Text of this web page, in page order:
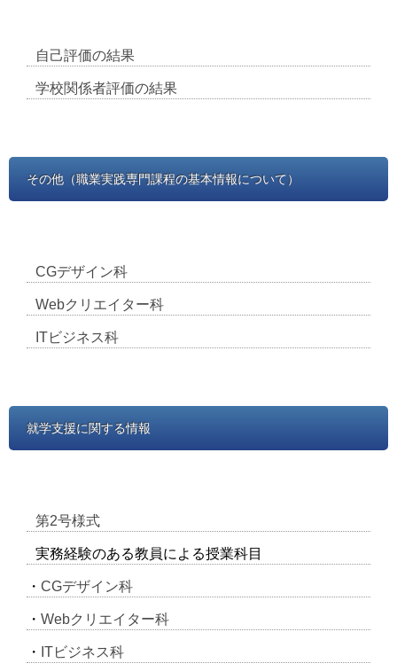
自己評価の結果
学校関係者評価の結果
その他（職業実践専門課程の基本情報について）
CGデザイン科
Webクリエイター科
ITビジネス科
就学支援に関する情報
第2号様式
実務経験のある教員による授業科目
・ CGデザイン科
・ Webクリエイター科
・ ITビジネス科